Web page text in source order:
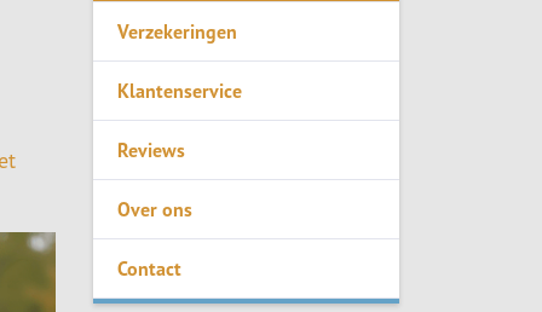
Verzekeringen
Klantenservice
Reviews
Over ons
Contact